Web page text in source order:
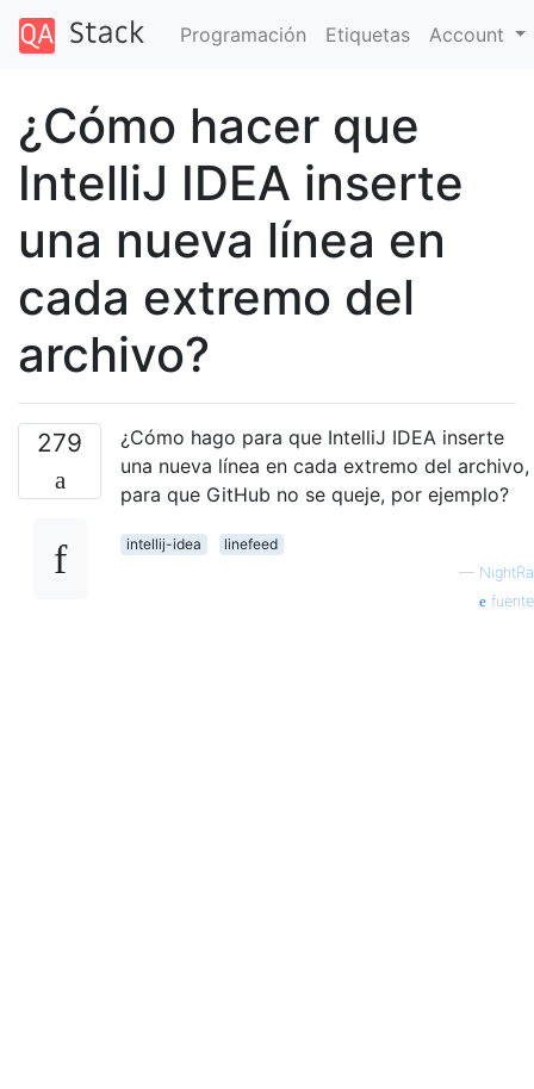
Programación Etiquetas Account
¿Cómo hacer que
IntelliJ IDEA inserte
una nueva línea en
cada extremo del
archivo?
279
¿Cómo hago para que IntelliJ IDEA inserte
una nueva línea en cada extremo del archivo,
para que GitHub no se queje, por ejemplo?
intellij-idea
linefeed
— NightRa
fuente